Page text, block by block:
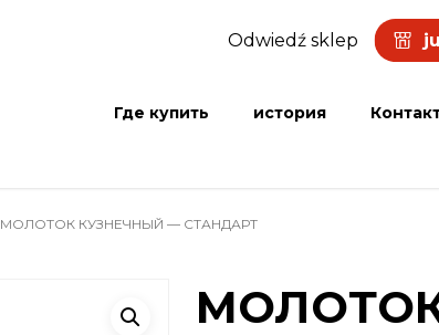
Odwiedź sklep
Где купить история
МОЛОТОК КУЗНЕЧНЫЙ — СТАНДАРТ